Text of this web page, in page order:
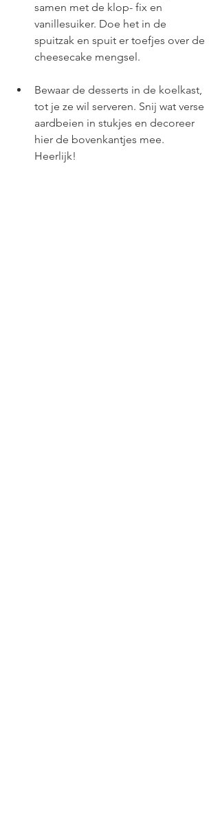
samen met de klop- fix en
vanillesuiker. Doe het in de
spuitzak en spuit er toefjes over de
cheesecake mengsel.
Bewaar de desserts in de koelkast,
tot je ze wil serveren. Snij wat verse
aardbeien in stukjes en decoreer
hier de bovenkantjes mee.
Heerlijk!